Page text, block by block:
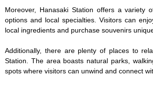
Moreover, Hanasaki Station offers a variety
options and local specialties. Visitors can
local ingredients and purchase souvenirs
Additionally, there are plenty of places to
Station. The area boasts natural parks,
spots where visitors can unwind and connect